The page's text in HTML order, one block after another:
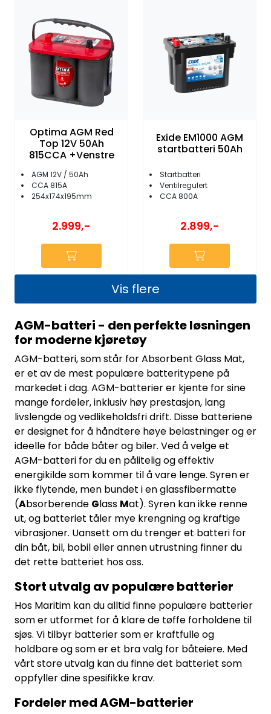
Optima AGM Red
Top 12V 50Ah
815CCA +Venstre
AGM 12V / 50Ah
CCA 815A
254x174x195mm
2.999,-
Exide EM1000 AGM
startbatteri 50Ah
Startbatteri
Ventilregulert
CCA 800A
2.899,-
Vis flere
AGM-batteri - den perfekte løsningen
for moderne kjøretøy
AGM-batteri, som står for Absorbent Glass Mat,
er et av de mest populære batteritypene på
markedet i dag. AGM-batterier er kjente for sine
mange fordeler, inklusiv høy prestasjon, lang
livslengde og vedlikeholdsfri drift. Disse batteriene
er designet for å håndtere høye belastninger og er
ideelle for både båter og biler. Ved å velge et
AGM-batteri for du en pålitelig og effektiv
energikilde som kommer til å vare lenge. Syren er
ikke flytende, men bundet i en glassfibermatte
(Absorberende Glass Mat). Syren kan ikke renne
ut, og batteriet tåler mye krengning og kraftige
vibrasjoner. Uansett om du trenger et batteri for
din båt, bil, bobil eller annen utrustning finner du
det rette batteriet hos oss.
Stort utvalg av populære batterier
Hos Maritim kan du alltid finne populære batterier
som er utformet for å klare de tøffe forholdene til
sjøs. Vi tilbyr batterier som er kraftfulle og
holdbare og som er et bra valg for båteiere. Med
vårt store utvalg kan du finne det batteriet som
oppfyller dine spesifikke krav.
Fordeler med AGM-batterier